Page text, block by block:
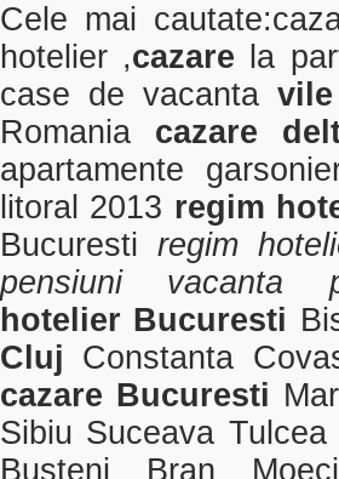
Cele mai cautate:
hotelier ,cazare la
case de vacanta vile
Romania cazare
apartamente
litoral 2013 regim
Bucuresti regim
pensiuni vacanta
hotelier Bucuresti
Cluj Constanta
cazare Bucuresti
Sibiu Suceava
Busteni Bran